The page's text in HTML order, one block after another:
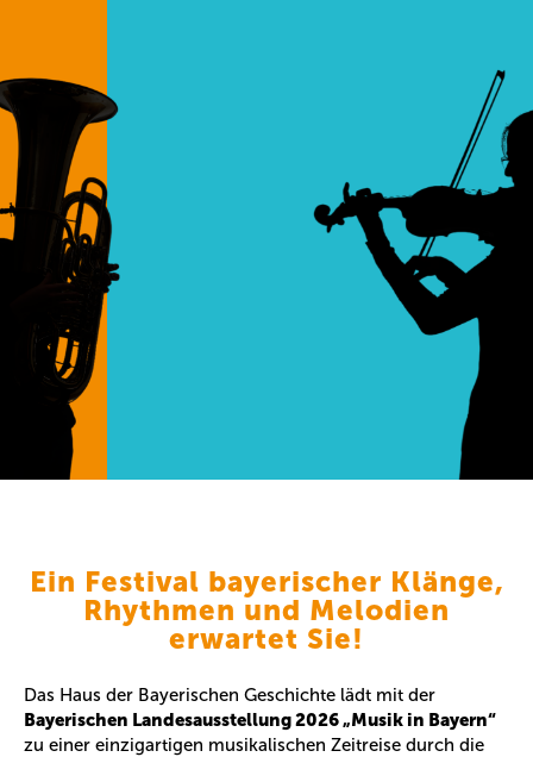
Ein Festival bayerischer Klänge,
Rhythmen und Melodien
erwartet Sie!
Das Haus der Bayerischen Geschichte lädt mit der
Bayerischen Landesausstellung 2026 „Musik in Bayern“
zu einer einzigartigen musikalischen Zeitreise durch die